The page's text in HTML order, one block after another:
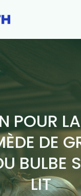
POUR
DE
BULBE
LIT